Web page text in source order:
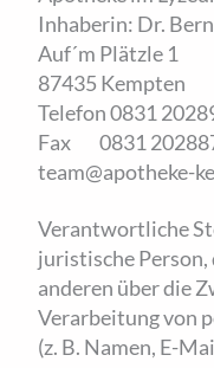
Inhaberin: Dr.
Auf´m Plätzle 1
87435 Kempten
Telefon 0831
Fax 0831
team@apotheke-
Verantwortliche
juristische
anderen über die
Verarbeitung von
(z. B. Namen, E-